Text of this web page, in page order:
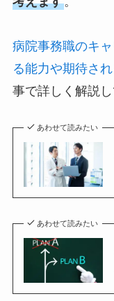
病院事務職のキ
る能力や期待さ
事で詳しく解説し
あわせて読みたい
あわせて読みたい